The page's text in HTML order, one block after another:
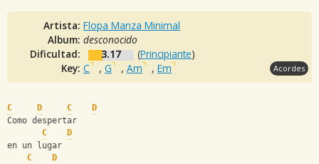
Artista: Flopa Manza Minimal
Album: desconocido
Dificultad:
3.17 (Principiante)
Key: C , G , Am , Em Acordes
C D C
D
Como despertar
C
D
en un lugar
C
D